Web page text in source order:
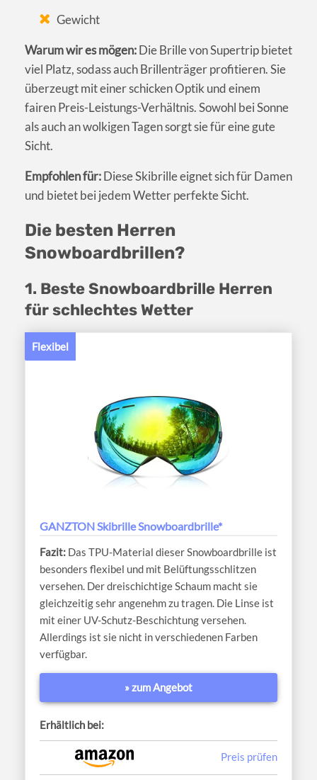
Gewicht
Warum wir es mögen:Die Brille von Supertrip bietet
viel Platz, sodass auch Brillenträger profitieren. Sie
überzeugt mit einer schicken Optik und einem
fairen Preis-Leistungs-Verhältnis. Sowohl bei Sonne
als auch an wolkigen Tagen sorgt sie für eine gute
Sicht.
Empfohlen für:Diese Skibrille eignet sich für Damen
und bietet bei jedem Wetter perfekte Sicht.
Die besten Herren
Snowboardbrillen?
1. Beste Snowboardbrille Herren
für schlechtes Wetter
Flexibel
GANZTON Skibrille Snowboardbrille*
Das TPU-Material dieser Snowboardbrille ist
besonders flexibel und mit Belüftungsschlitzen
versehen. Der dreischichtige Schaum macht sie
gleichzeitig sehr angenehm zu tragen. Die Linse ist
mit einer UV-Schutz-Beschichtung versehen.
Allerdings ist sie nicht in verschiedenen Farben
verfügbar.
» zum Angebot
Erhältlich bei:
Preis prüfen